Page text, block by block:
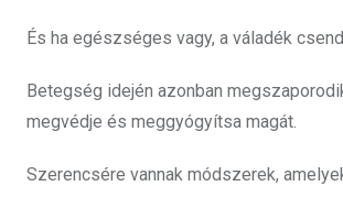
És ha egészséges vagy, a váladék
Betegség idején azonban
megvédje és meggyógyítsa magát.
Szerencsére vannak módszerek,